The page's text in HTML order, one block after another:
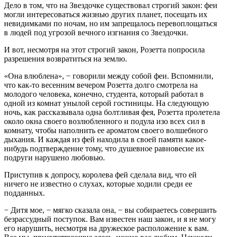
Дело в том, что на Звездочке существовал строгий закон: феи
могли интересоваться жизнью других планет, посещать их
невидимками по ночам, но им запрещалось перевоплощаться
в людей под угрозой вечного изгнания со Звездочки.
И вот, несмотря на этот строгий закон, Розетта попросила
разрешения возвратиться на землю.
«Она влюблена», − говорили между собой феи. Вспомнили,
что как-то весенним вечером Розетта долго смотрела на
молодого человека, конечно, студента, который работал в
одной из комнат унылой серой гостиницы. На следующую
ночь, как рассказывала одна болтливая фея, Розетта пролетела
около окна своего возлюбленного и подула изо всех сил в
комнату, чтобы наполнить ее ароматом своего волшебного
дыхания. И каждая из фей находила в своей памяти какое-
нибудь подтверждение тому, что душевное равновесие их
подруги нарушено любовью.
Приступив к допросу, королева фей сделала вид, что ей
ничего не известно о слухах, которые ходили среди ее
подданных.
− Дитя мое, − мягко сказала она, − вы собираетесь совершить
безрассудный поступок. Вам известен наш закон, и я не могу
его нарушить, несмотря на дружеское расположение к вам.